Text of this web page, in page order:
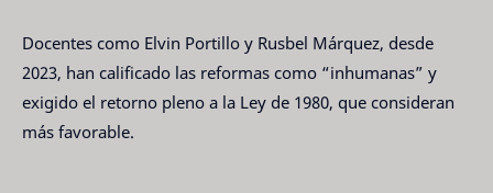
Docentes como Elvin Portillo y Rusbel Márquez, desde
2023, han calificado las reformas como “inhumanas” y
exigido el retorno pleno a la Ley de 1980, que consideran
más favorable.